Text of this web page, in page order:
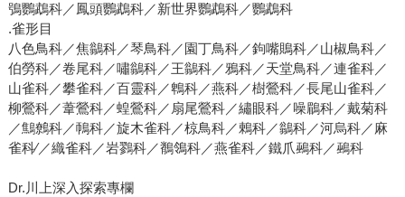
鴞鸚鵡科／鳳頭鸚鵡科／新世界鸚鵡科／鸚鵡科
.雀形目
八色鳥科／焦鶲科／琴鳥科／園丁鳥科／鉤嘴鵙科／山椒鳥科／
伯勞科／卷尾科／嘯鶲科／王鶲科／鴉科／天堂鳥科／連雀科／
山雀科／攀雀科／百靈科／鵯科／燕科／樹鶯科／長尾山雀科／
柳鶯科／葦鶯科／蝗鶯科／扇尾鶯科／繡眼科／噪鶥科／戴菊科
／鷦鷯科／鳾科／旋木雀科／椋鳥科／鶇科／鶲科／河烏科／麻
雀科∕／織雀科／岩鷚科／鶺鴒科／燕雀科／鐵爪鵐科／鵐科
Dr.川上深入探索專欄